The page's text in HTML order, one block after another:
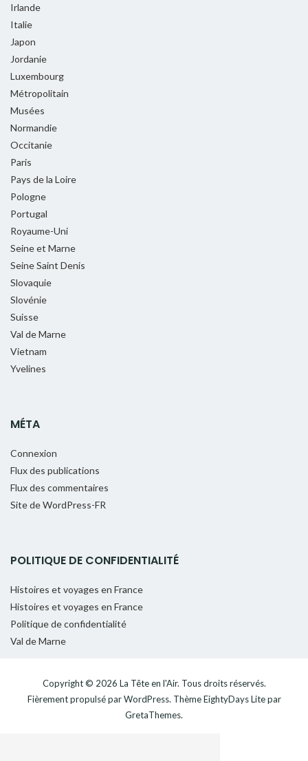
Irlande
Italie
Japon
Jordanie
Luxembourg
Métropolitain
Musées
Normandie
Occitanie
Paris
Pays de la Loire
Pologne
Portugal
Royaume-Uni
Seine et Marne
Seine Saint Denis
Slovaquie
Slovénie
Suisse
Val de Marne
Vietnam
Yvelines
MÉTA
Connexion
Flux des publications
Flux des commentaires
Site de WordPress-FR
POLITIQUE DE CONFIDENTIALITÉ
Histoires et voyages en France
Histoires et voyages en France
Politique de confidentialité
Val de Marne
Copyright © 2026 La Tête en l'Air. Tous droits réservés.
Fièrement propulsé parWordPress. ThèmeEightyDays Litepar
GretaThemes.